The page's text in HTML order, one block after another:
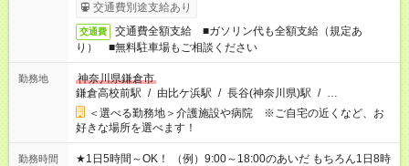
交通費別途支給あり
交通費
交通費全額支給 ■ガソリン代も全額支給（規定あ
り） ■無料駐車場もご相談ください
勤務地
神奈川県鎌倉市
鎌倉高校前駅 / 由比ケ浜駅 / 長谷(神奈川県)駅 / …
＜選べる勤務地＞介護施設や病院 ※ご自宅の近くなど、お
好きな場所を選べます！
勤務時間
★1日5時間～OK！ （例）9:00～18:00のあいだ もちろん1日8時